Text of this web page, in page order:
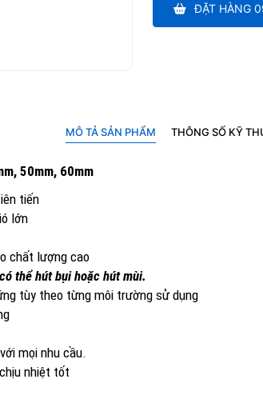
ĐẶT HÀNG
MÔ TẢ SẢN PHẨM THÔNG SỐ KỸ
50mm, 60mm
tiến
lớn
chất lượng cao
thể hút bụi hoặc hút mùi.
tùy theo từng môi trường sử dụng
mọi nhu cầu.
nhiệt tốt